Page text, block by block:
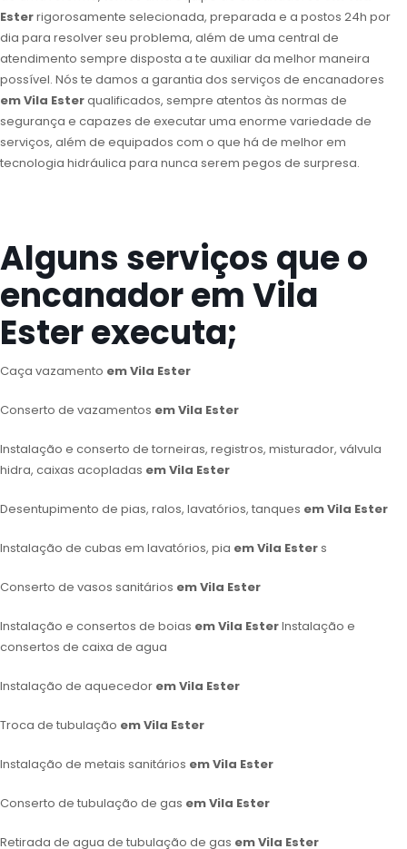
Esterrigorosamente selecionada, preparada e a postos 24h por
dia para resolver seu problema, além de uma central de
atendimento sempre disposta a te auxiliar da melhor maneira
possível. Nós te damos a garantia dos serviços de encanadores
em Vila Esterqualificados, sempre atentos às normas de
segurança e capazes de executar uma enorme variedade de
serviços, além de equipados com o que há de melhor em
tecnologia hidráulica para nunca serem pegos de surpresa.
Alguns serviços que o
encanador em Vila
Ester executa;
Caça vazamento em Vila Ester
Conserto de vazamentos em Vila Ester
Instalação e conserto de torneiras, registros, misturador, válvula
hidra, caixas acopladas em Vila Ester
Desentupimento de pias, ralos, lavatórios, tanques em Vila Ester
Instalação de cubas em lavatórios, pia em Vila Esters
Conserto de vasos sanitários em Vila Ester
Instalação e consertos de boias em Vila EsterInstalação e
consertos de caixa de agua
Instalação de aquecedor em Vila Ester
Troca de tubulação em Vila Ester
Instalação de metais sanitários em Vila Ester
Conserto de tubulação de gas em Vila Ester
Retirada de agua de tubulação de gas em Vila Ester